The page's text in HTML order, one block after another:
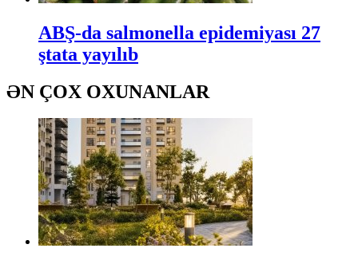
ABŞ-da salmonella epidemiyası 27
ştata yayılıb
ƏN ÇOX OXUNANLAR